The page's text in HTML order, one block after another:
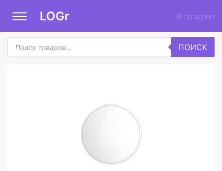
LOGr 0 товаров
Поиск
товаров
ПОИСК